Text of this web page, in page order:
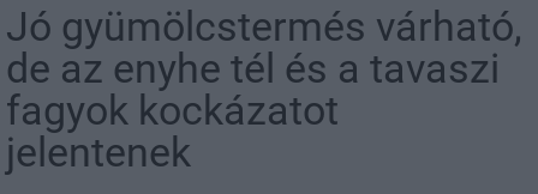
Jó gyümölcstermés várható,
de az enyhe tél és a tavaszi
fagyok kockázatot
jelentenek